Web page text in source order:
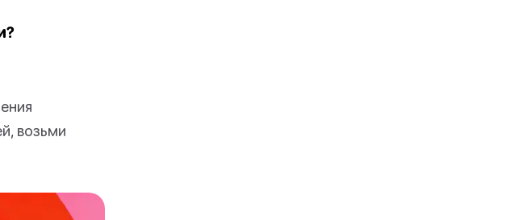
возьми